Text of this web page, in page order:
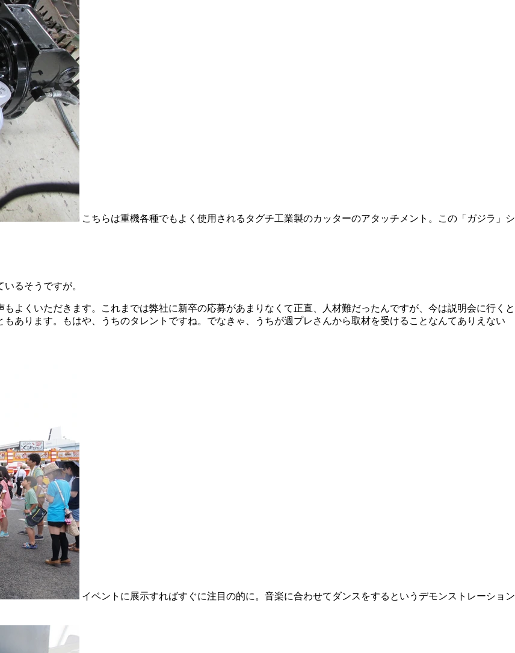
こちらは重機各種でもよく使用されるタグチ工業製のカッターのアタッチメント。この「ガジラ」シ
るそうですが。
よくいただきます。これまでは弊社に新卒の応募があまりなくて正直、人材難だったんですが、今は説明会に行くと
あります。もはや、うちのタレントですね。でなきゃ、うちが週プレさんから取材を受けることなんてありえない
イベントに展示すればすぐに注目の的に。音楽に合わせてダンスをするというデモンストレーション